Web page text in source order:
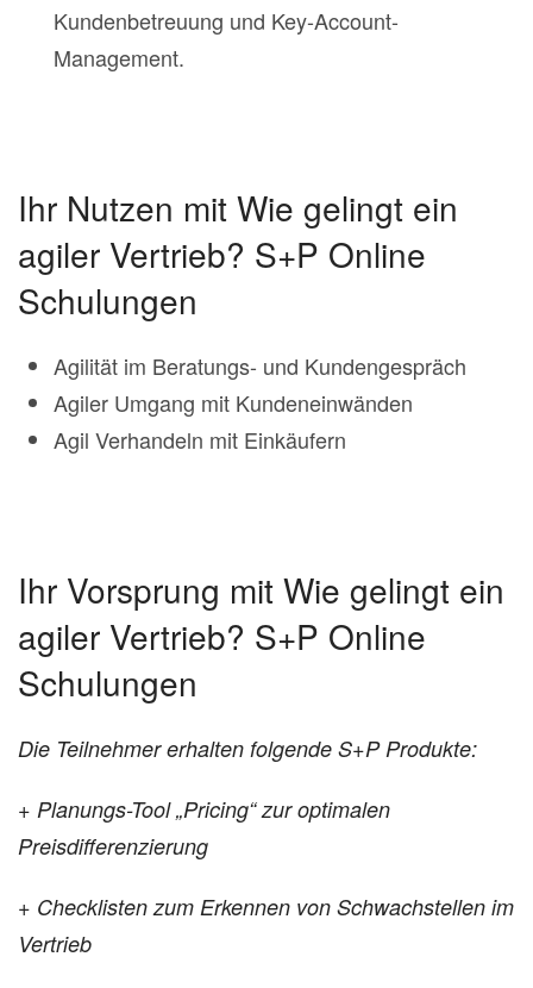
Kundenbetreuung und Key-Account-
Management.
Ihr Nutzen mit Wie gelingt ein
agiler Vertrieb? S+P Online
Schulungen
Agilität im Beratungs- und Kundengespräch
Agiler Umgang mit Kundeneinwänden
Agil Verhandeln mit Einkäufern
Ihr Vorsprung mit Wie gelingt ein
agiler Vertrieb? S+P Online
Schulungen
Die Teilnehmer erhalten folgende S+P Produkte:
+ Planungs-Tool „Pricing“ zur optimalen
Preisdifferenzierung
+ Checklisten zum Erkennen von Schwachstellen im
Vertrieb